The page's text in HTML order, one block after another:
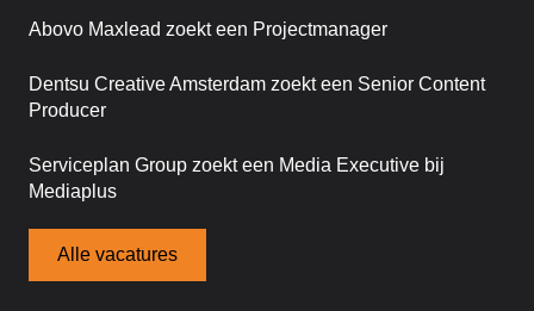
Abovo Maxlead zoekt een Projectmanager
Dentsu Creative Amsterdam zoekt een Senior Content
Producer
Serviceplan Group zoekt een Media Executive bij
Mediaplus
Alle vacatures